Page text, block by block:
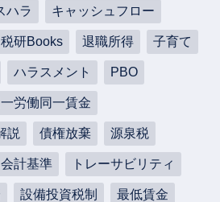
ハラ キャッシュフロー
税研Books 退職所得 子育て
ハラスメント PBO
労働同一賃金
説 債権放棄 源泉税
計基準 トレーサビリティ
設備投資税制 最低賃金